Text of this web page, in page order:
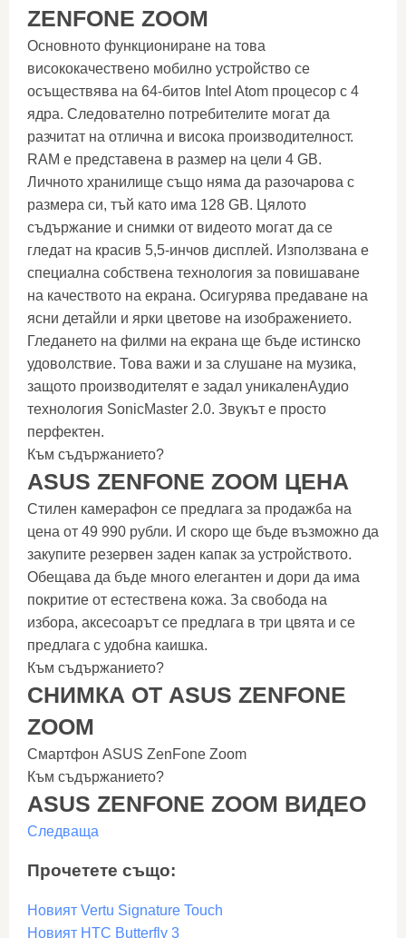
ZENFONE ZOOM
Основното функциониране на това
висококачествено мобилно устройство се
осъществява на 64-битов Intel Atom процесор с 4
ядра. Следователно потребителите могат да
разчитат на отлична и висока производителност.
RAM е представена в размер на цели 4 GB.
Личното хранилище също няма да разочарова с
размера си, тъй като има 128 GB. Цялото
съдържание и снимки от видеото могат да се
гледат на красив 5,5-инчов дисплей. Използвана е
специална собствена технология за повишаване
на качеството на екрана. Осигурява предаване на
ясни детайли и ярки цветове на изображението.
Гледането на филми на екрана ще бъде истинско
удоволствие. Това важи и за слушане на музика,
защото производителят е задал уникаленАудио
технология SonicMaster 2.0. Звукът е просто
перфектен.
Към съдържанието?
ASUS ZENFONE ZOOM ЦЕНА
Стилен камерафон се предлага за продажба на
цена от 49 990 рубли. И скоро ще бъде възможно да
закупите резервен заден капак за устройството.
Обещава да бъде много елегантен и дори да има
покритие от естествена кожа. За свобода на
избора, аксесоарът се предлага в три цвята и се
предлага с удобна каишка.
Към съдържанието?
СНИМКА ОТ ASUS ZENFONE
ZOOM
Смартфон ASUS ZenFone Zoom
Към съдържанието?
ASUS ZENFONE ZOOM ВИДЕО
Следваща
Прочетете също:
Новият Vertu Signature Touch
Новият HTC Butterfly 3